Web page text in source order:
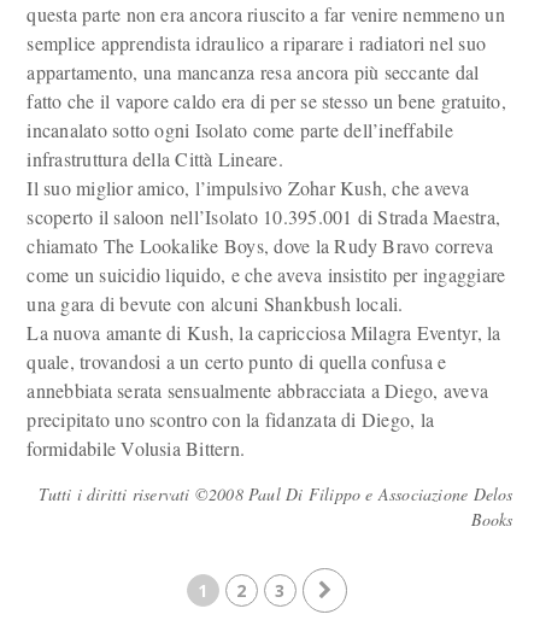
questa parte non era ancora riuscito a far venire nemmeno un
semplice apprendista idraulico a riparare i radiatori nel suo
appartamento, una mancanza resa ancora più seccante dal
fatto che il vapore caldo era di per se stesso un bene gratuito,
incanalato sotto ogni Isolato come parte dell’ineffabile
infrastruttura della Città Lineare.
Il suo miglior amico, l’impulsivo Zohar Kush, che aveva
scoperto il saloon nell’Isolato 10.395.001 di Strada Maestra,
chiamato The Lookalike Boys, dove la Rudy Bravo correva
come un suicidio liquido, e che aveva insistito per ingaggiare
una gara di bevute con alcuni Shankbush locali.
La nuova amante di Kush, la capricciosa Milagra Eventyr, la
quale, trovandosi a un certo punto di quella confusa e
annebbiata serata sensualmente abbracciata a Diego, aveva
precipitato uno scontro con la fidanzata di Diego, la
formidabile Volusia Bittern.
Tutti i diritti riservati ©2008 Paul Di Filippo e Associazione Delos
Books
1 2 3